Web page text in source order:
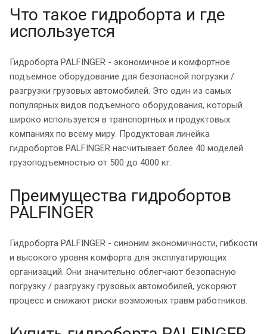
Что такое гидроборта и где
используется
Гидроборта PALFINGER - экономичное и комфортное
подъемное оборудование для безопасной погрузки /
разгрузки грузовых автомобилей. Это один из самых
популярных видов подъемного оборудования, который
широко используется в транспортных и продуктовых
компаниях по всему миру. Продуктовая линейка
гидробортов PALFINGER насчитывает более 40 моделей
грузоподъемностью от 500 до 4000 кг.
Преимущества гидробортов
PALFINGER
Гидроборта PALFINGER - синоним экономичности, гибкости
и высокого уровня комфорта для эксплуатирующих
организаций. Они значительно облегчают безопасную
погрузку / разгрузку грузовых автомобилей, ускоряют
процесс и снижают риски возможных травм работников.